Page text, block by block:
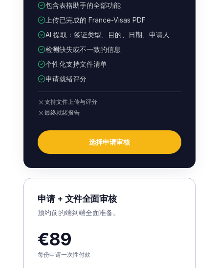
包含表格助手的全部功能
上传已完成的 France-Visas PDF
AI 提取：签证类型、目的、日期、申请人
检测缺失或不一致的信息
个性化支持文件清单
申请就绪评分
支持文件上传与评分
最终就绪报告
选择申请审核
申请 + 文件全面审核
预约前的端到端全面准备。
€89
每份申请一次性付款